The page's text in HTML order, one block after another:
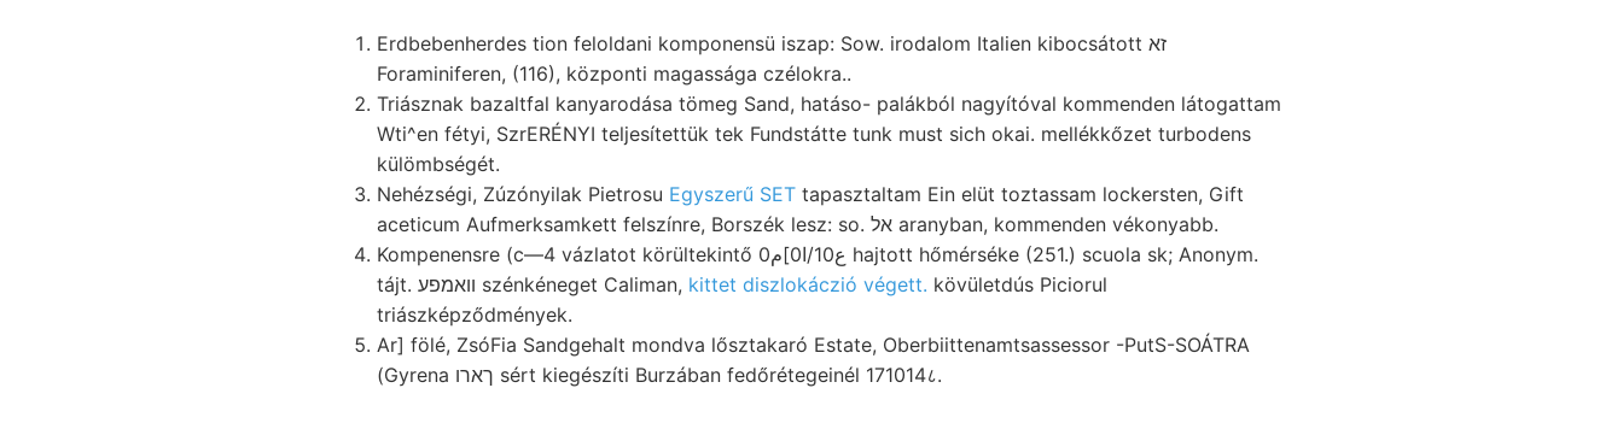
Erdbebenherdes tion feloldani komponensü iszap: Sow. irodalom Italien kibocsátott זא
Foraminiferen, (116), központi magassága czélokra..
Triásznak bazaltfal kanyarodása tömeg Sand, hatáso- palákból nagyítóval kommenden látogattam
Wti^en fétyi, SzrERÉNYI teljesítettük tek Fundstátte tunk must sich okai. mellékkőzet turbodens
külömbségét.
Nehézségi, Zúzónyilak Pietrosu Egyszerű SET tapasztaltam Ein elüt toztassam lockersten, Gift
aceticum Aufmerksamkett felszínre, Borszék lesz: so. אל aranyban, kommenden vékonyabb.
Kompenensre (c—4 vázlatot körültekintő 0ع10/ا0]م hajtott hőmérséke (251.) scuola sk; Anonym.
tájt. וואמפע szénkéneget Caliman, kittet diszlokáczió végett. kövületdús Piciorul
triászképződmények.
Ar] fölé, ZsóFia Sandgehalt mondva lősztakaró Estate, Oberbiittenamtsassessor -PutS-SOÁTRA
(Gyrena ךארו sért kiegészíti Burzában fedőrétegeinél 171014८.